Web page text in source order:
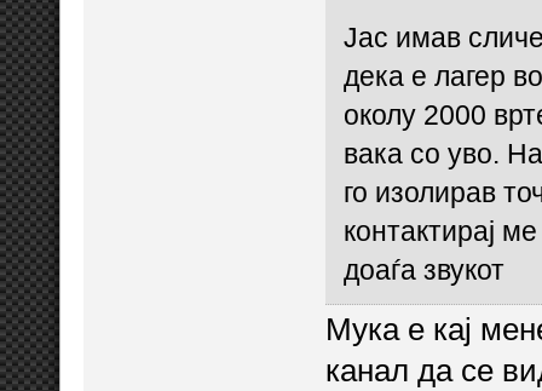
Јас имав
дека е лагер
околу 2000
вака со уво.
го изолирав
контактирај
доаѓа звукот
Мука е кај
канал да се